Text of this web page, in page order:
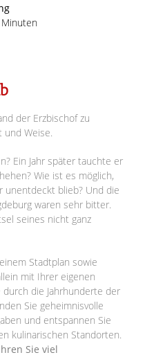
der Erzbischof zu
und Weise.
Ein Jahr später tauchte er
Wie ist es möglich,
unentdeckt blieb? Und die
waren sehr bitter.
seines nicht ganz
Stadtplan sowie
mit Ihrer eigenen
die Jahrhunderte der
Sie geheimnisvolle
und entspannen Sie
kulinarischen Standorten.
Sie viel